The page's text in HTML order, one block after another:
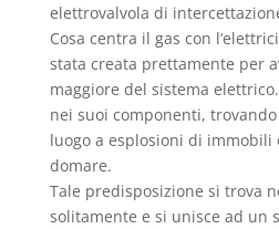
elettrovalvola di
Cosa centra il gas con
stata creata prettamente per
maggiore del sistema
nei suoi componenti, trovando
luogo a esplosioni di
domare.
Tale predisposizione si trova
solitamente e si unisce ad un